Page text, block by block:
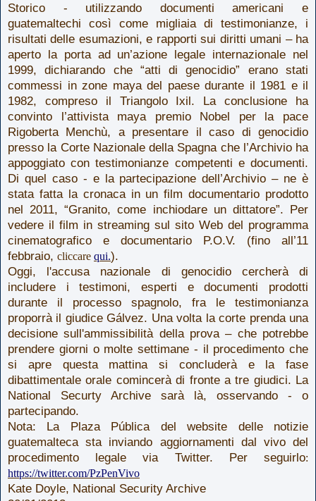
Storico - utilizzando documenti americani e
guatemaltechi così come migliaia di testimonianze, i
risultati delle esumazioni, e rapporti sui diritti umani – ha
aperto la porta ad un’azione legale internazionale nel
1999, dichiarando che “atti di genocidio” erano stati
commessi in zone maya del paese durante il 1981 e il
1982, compreso il Triangolo Ixil. La conclusione ha
convinto l’attivista maya premio Nobel per la pace
Rigoberta Menchù, a presentare il caso di genocidio
presso la Corte Nazionale della Spagna che l’Archivio ha
appoggiato con testimonianze competenti e documenti.
Di quel caso - e la partecipazione dell’Archivio – ne è
stata fatta la cronaca in un film documentario prodotto
nel 2011, “Granito, come inchiodare un dittatore”. Per
vedere il film in streaming sul sito Web del programma
cinematografico e documentario P.O.V. (fino all’11
febbraio, cliccare qui.).
Oggi, l'accusa nazionale di genocidio cercherà di
includere i testimoni, esperti e documenti prodotti
durante il processo spagnolo, fra le testimonianza
proporrà il giudice Gálvez. Una volta la corte prenda una
decisione sull'ammissibilità della prova – che potrebbe
prendere giorni o molte settimane - il procedimento che
si apre questa mattina si concluderà e la fase
dibattimentale orale comincerà di fronte a tre giudici. La
National Securty Archive sarà là, osservando - o
partecipando.
Nota: La Plaza Pública del website delle notizie
guatemalteca sta inviando aggiornamenti dal vivo del
procedimento legale via Twitter. Per seguirlo:
https://twitter.com/PzPenVivo
Kate Doyle, National Security Archive